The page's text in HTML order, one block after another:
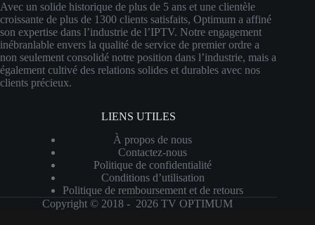
Avec un solide historique de plus de 5 ans et une clientèle
croissante de plus de 1300 clients satisfaits, Optimum a affiné
son expertise dans l’industrie de l’IPTV. Notre engagement
inébranlable envers la qualité de service de premier ordre a
non seulement consolidé notre position dans l’industrie, mais a
également cultivé des relations solides et durables avec nos
clients précieux.
LIENS UTILES
À propos de nous
Contactez-nous
Politique de confidentialité
Conditions d’utilisation
Politique de remboursement et de retours
Copyright © 2018 - 2026 TV OPTIMUM